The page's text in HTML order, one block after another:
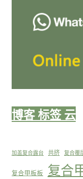
博客 标签 云
加盖复合露台 共挤 复合覆
复合甲板板 复合